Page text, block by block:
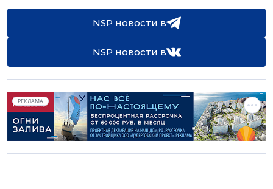
NSP новости в
NSP новости в
РЕКЛАМА